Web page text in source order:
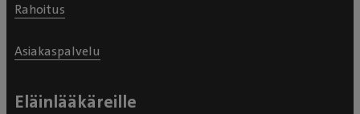
Rahoitus
Asiakaspalvelu
Eläinlääkäreille